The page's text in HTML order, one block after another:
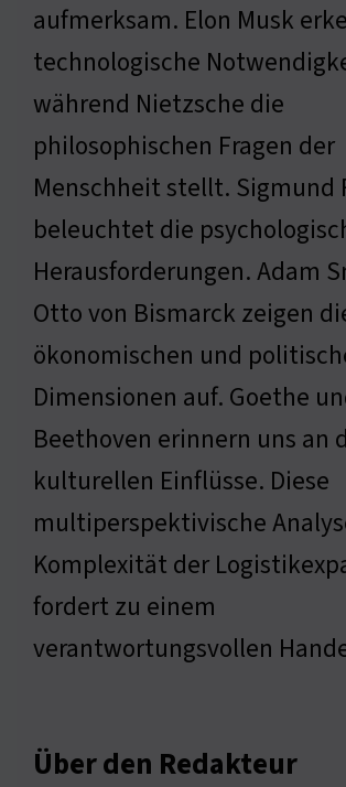
aufmerksam. Elon Musk
technologische
während Nietzsche die
philosophischen Fragen der
Menschheit stellt. Sigmund
beleuchtet die
Herausforderungen. Adam
Otto von Bismarck zeigen
ökonomischen und
Dimensionen auf. Goethe
Beethoven erinnern uns an
kulturellen Einflüsse. Diese
multiperspektivische
Komplexität der
fordert zu einem
verantwortungsvollen
Über den Redakteur